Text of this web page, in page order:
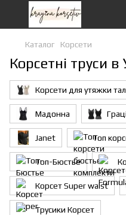
Каталог Корсети
Корсетні труси в
Корсети для утяжки
Мадонна
Janet Топ
Топ-Бюстье
Корсет Super waist
Трусики Корсет